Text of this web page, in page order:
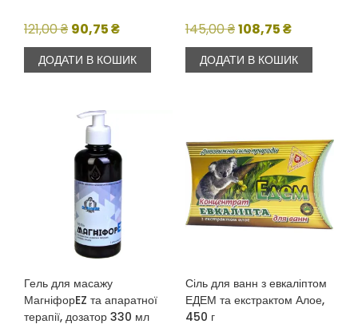
121,00₴ Оригінальна
ціна:
121,00 ₴.
90,75₴Поточна
ціна:
90,75 ₴.
ДОДАТИ В КОШИК
145,00₴Оригінальна
ціна:
145,00 ₴.
108,75₴Поточна
ціна:
108,75 ₴.
ДОДАТИ В КОШИК
Гель для масажу
МагніфорEZ та апаратної
терапії, дозатор 330 мл
Сіль для ванн з евкаліптом
ЕДЕМ та екстрактом Алое,
450 г